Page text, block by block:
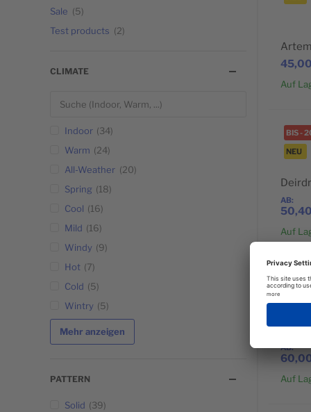
Auf
BIS-
NEU
AB
Auf
BIS-
AB
Cora
Auf
Sale
5
Test products
2
CLIMATE
Indoor
34
Warm
24
All-Weather
20
Spring
18
Cool
16
Mild
16
Windy
9
Hot
7
Cold
5
Wintry
5
Mehr anzeigen
PATTERN
Solid
39